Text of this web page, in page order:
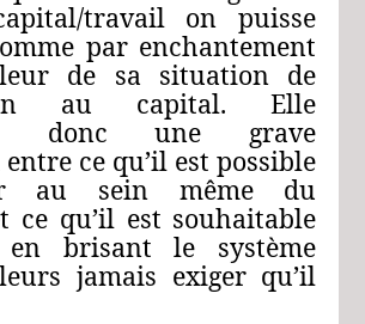
travail on puisse
par enchantement
de sa situation de
au capital. Elle
donc une grave
ce qu’il est possible
au sein même du
ce qu’il est souhaitable
en brisant le système
jamais exiger qu’il